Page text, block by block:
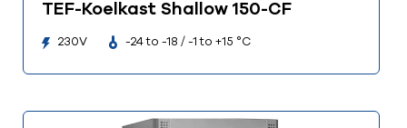
TEF-Koelkast Shallow 150-CF
230V -24 to -18 / -1 to +15 °C